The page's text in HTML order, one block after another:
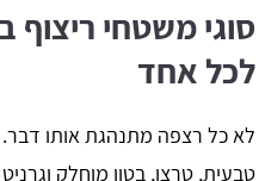
סוגי משטחי
לכל אחד
לא כל רצפה מתנהגת אותו דבר.
טבעית, טרצו, בטון מוחלק